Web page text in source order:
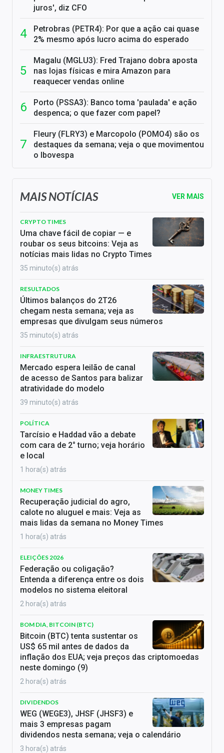
juros', diz CFO
Petrobras (PETR4): Por que a ação cai quase
2% mesmo após lucro acima do esperado
Magalu (MGLU3): Fred Trajano dobra aposta
nas lojas físicas e mira Amazon para
reaquecer vendas online
Porto (PSSA3): Banco toma 'paulada' e ação
despenca; o que fazer com papel?
Fleury (FLRY3) e Marcopolo (POMO4) são os
destaques da semana; veja o que movimentou
o Ibovespa
MAIS NOTÍCIAS VER MAIS
CRYPTO TIMES
Uma chave fácil de copiar — e
roubar os seus bitcoins: Veja as
notícias mais lidas no Crypto Times
35 minuto(s) atrás
RESULTADOS
Últimos balanços do 2T26
chegam nesta semana; veja as
empresas que divulgam seus números
35 minuto(s) atrás
INFRAESTRUTURA
Mercado espera leilão de canal
de acesso de Santos para balizar
atratividade do modelo
39 minuto(s) atrás
POLÍTICA
Tarcísio e Haddad vão a debate
com cara de 2° turno; veja horário
e local
1 hora(s) atrás
MONEY TIMES
Recuperação judicial do agro,
calote no aluguel e mais: Veja as
mais lidas da semana no Money Times
1 hora(s) atrás
ELEIÇÕES 2026
Federação ou coligação?
Entenda a diferença entre os dois
modelos no sistema eleitoral
2 hora(s) atrás
BOM DIA, BITCOIN (BTC)
Bitcoin (BTC) tenta sustentar os
US$ 65 mil antes de dados da
inflação dos EUA; veja preços das criptomoedas
neste domingo (9)
2 hora(s) atrás
DIVIDENDOS
WEG (WEGE3), JHSF (JHSF3) e
mais 3 empresas pagam
dividendos nesta semana; veja o calendário
3 hora(s) atrás